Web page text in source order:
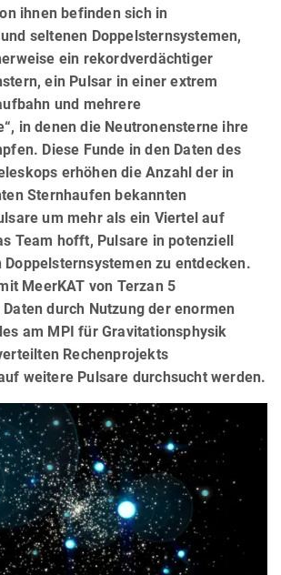
ihnen befinden sich in
seltenen Doppelsternsystemen,
ein rekordverdächtiger
ein Pulsar in einer extrem
und mehrere
in denen die Neutronensterne ihre
Diese Funde in den Daten des
erhöhen die Anzahl der in
Sternhaufen bekannten
um mehr als ein Viertel auf
Team hofft, Pulsare in potenziell
zu entdecken.
MeerKAT von Terzan 5
durch Nutzung der enormen
am MPI für Gravitationsphysik
Rechenprojekts
weitere Pulsare durchsucht werden.